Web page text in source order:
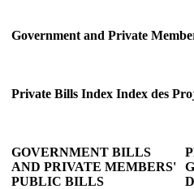
Government and Private
Private Bills Index Index des
GOVERNMENT BILLS
AND PRIVATE MEMBERS'
PUBLIC BILLS